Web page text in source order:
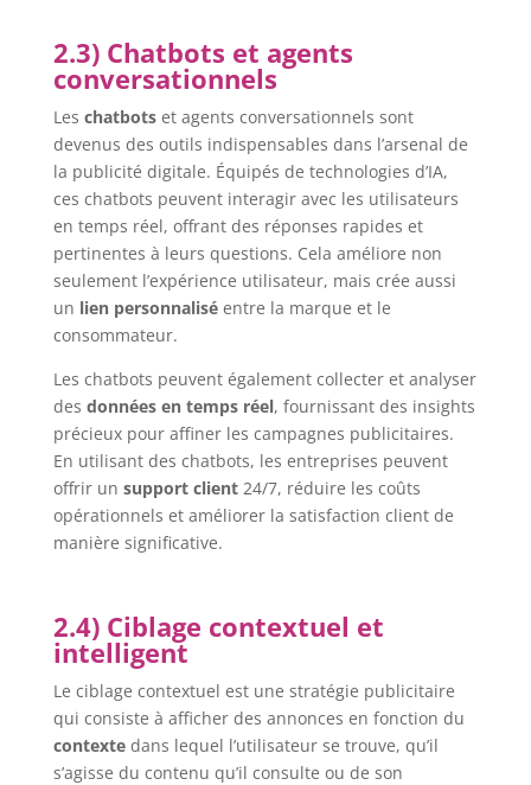
2.3) Chatbots et agents
conversationnels
Les chatbotset agents conversationnels sont
devenus des outils indispensables dans l’arsenal de
la publicité digitale. Équipés de technologies d’IA,
ces chatbots peuvent interagir avec les utilisateurs
en temps réel, offrant des réponses rapides et
pertinentes à leurs questions. Cela améliore non
seulement l’expérience utilisateur, mais crée aussi
un lien personnaliséentre la marque et le
consommateur.
Les chatbots peuvent également collecter et analyser
des données en temps réel, fournissant des insights
précieux pour affiner les campagnes publicitaires.
En utilisant des chatbots, les entreprises peuvent
offrir un support client24/7, réduire les coûts
opérationnels et améliorer la satisfaction client de
manière significative.
2.4) Ciblage contextuel et
intelligent
Le ciblage contextuel est une stratégie publicitaire
qui consiste à afficher des annonces en fonction du
contextedans lequel l’utilisateur se trouve, qu’il
s’agisse du contenu qu’il consulte ou de son